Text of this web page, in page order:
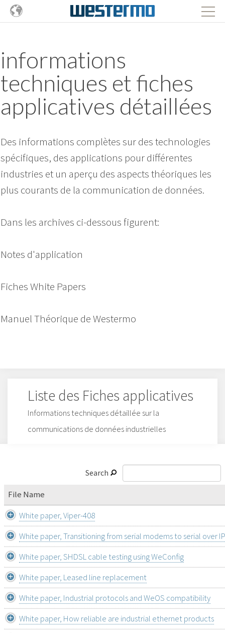
informations
techniques et fiches
applicatives détaillées
Des informations complètes sur des technologies
spécifiques, des applications pour différentes
industries et un aperçu des aspects théoriques les
plus courants de la communication de données.
Dans les archives ci-dessous figurent:
Notes d'application
Fiches White Papers
Manuel Théorique de Westermo
Liste des Fiches applicatives
Informations techniques détaillée sur la
communications de données industrielles
Search
File Name
White paper, Viper-408
White paper, Transitioning from serial modems to serial over
White paper, SHDSL cable testing using WeConfig
White paper, Leased line replacement
White paper, Industrial protocols and WeOS compatibility
White paper, How reliable are industrial ethernet products